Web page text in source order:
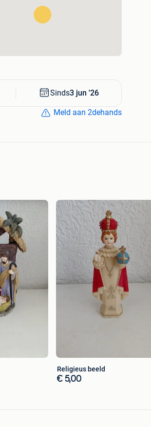
Sinds3 jun '26
Meld aan 2dehands
Religieus beeld
€ 5,00